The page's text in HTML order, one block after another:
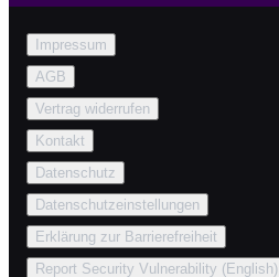
Impressum
AGB
Vertrag widerrufen
Kontakt
Datenschutz
Datenschutzeinstellungen
Erklärung zur Barrierefreiheit
Report Security Vulnerability (English)